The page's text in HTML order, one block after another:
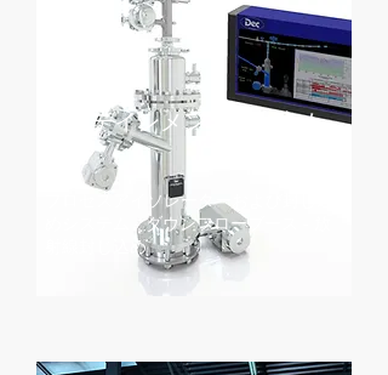
コンテインメント封じ込め
技術
プロセスアイソレーターおよび封じ込
めシステム - ダウンフローブース - 放
射線封じ込め